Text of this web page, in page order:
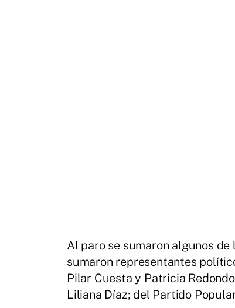
Al paro se sumaron algunos
sumaron representantes
Pilar Cuesta y Patricia
Liliana Díaz; del Partido